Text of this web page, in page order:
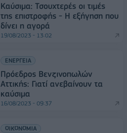
Καύσιμα: Τσουχτερές οι τιμές
της επιστροφής - Η εξήγηση που
δίνει η αγορά
19/08/2023 - 13:02
ΕΝΕΡΓΕΙΑ
Πρόεδρος Βενζινοπωλών
Αττικής: Γιατί ανεβαίνουν τα
καύσιμα
16/08/2023 - 09:37
ΟΙΚΟΝΟΜΙΑ